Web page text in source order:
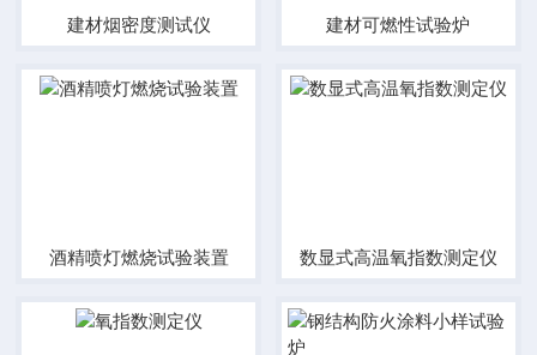
建材烟密度测试仪 建材可燃性试验炉
酒精喷灯燃烧试验装置 数显式高温氧指数测定仪